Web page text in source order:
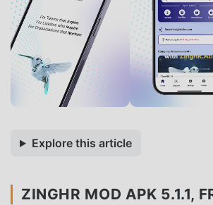
Explore this article
ZINGHR MOD APK 5.1.1,